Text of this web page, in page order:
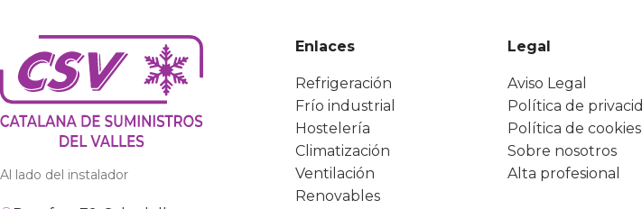
Al lado del instalador
Enlaces
Refrigeración
Frío industrial
Hostelería
Climatización
Ventilación
Renovables
Legal
Aviso Legal
Política de
Política de cookies
Sobre nosotros
Alta profesional